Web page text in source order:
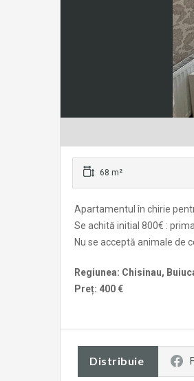
68 m²
Apartamentul în chirie
Se achită initial 800€ :
Nu se acceptă animale de
Regiunea: Chisinau,
Preț: 400 €
Distribuie